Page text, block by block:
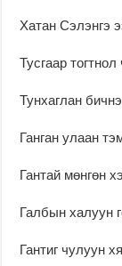
Хатан Сэлэнгэ
Тусгаар тогтнол
Тунхаглан
Ганган улаан
Гантай мөнгөн
Галбын халуун
Гантиг чулуун